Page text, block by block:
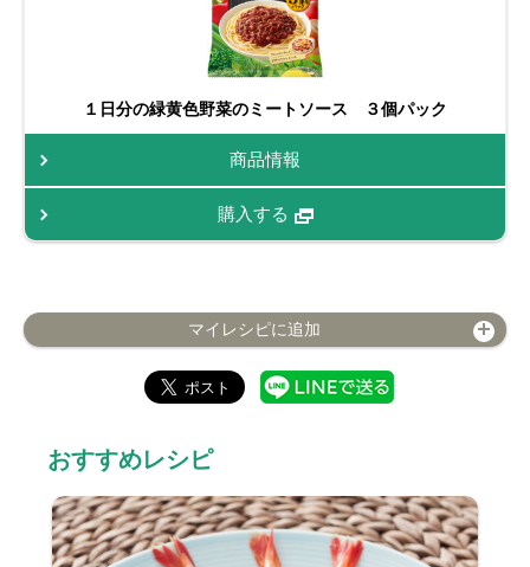
１日分の緑黄色野菜のミートソース ３個パック
商品情報
購入する
マイレシピに追加
おすすめレシピ